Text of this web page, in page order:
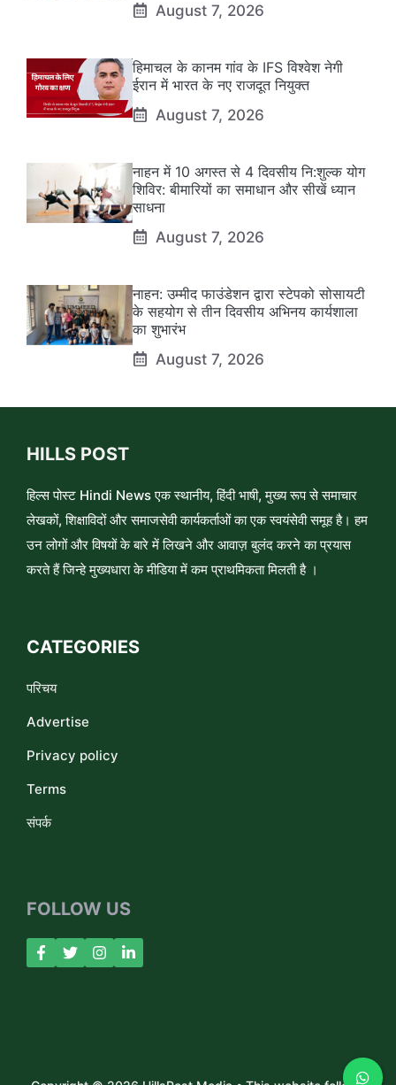
August 7, 2026
हिमाचल के कानम गांव के IFS विश्वेश नेगी
ईरान में भारत के नए राजदूत नियुक्त
August 7, 2026
नाहन में 10 अगस्त से 4 दिवसीय नि:शुल्क योग
शिविर: बीमारियों का समाधान और सीखें ध्यान
साधना
August 7, 2026
नाहन: उम्मीद फाउंडेशन द्वारा स्टेपको सोसायटी
के सहयोग से तीन दिवसीय अभिनय कार्यशाला
का शुभारंभ
August 7, 2026
HILLS POST
हिल्स पोस्ट Hindi News एक स्थानीय, हिंदी भाषी, मुख्य रूप से समाचार
लेखकों, शिक्षाविदों और समाजसेवी कार्यकर्ताओं का एक स्वयंसेवी समूह है। हम
उन लोगों और विषयों के बारे में लिखने और आवाज़ बुलंद करने का प्रयास
करते हैं जिन्हे मुख्यधारा के मीडिया में कम प्राथमिकता मिलती है ।
CATEGORIES
परिचय
Advertise
Privacy policy
Terms
संपर्क
FOLLOW US